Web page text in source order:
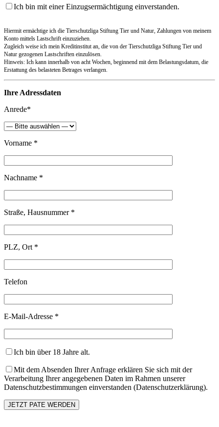
Ich bin mit einer Einzugsermächtigung einverstanden.
Hiermit ermächtige ich die Tierschutzliga Stiftung Tier und Natur, Zahlungen von meinem
Konto mittels Lastschrift einzuziehen.
Zugleich weise ich mein Kreditinstitut an, die von der Tierschutzliga Stiftung Tier und
Natur gezogenen Lastschriften einzulösen.
Hinweis: Ich kann innerhalb von acht Wochen, beginnend mit dem Belastungsdatum, die
Erstattung des belasteten Betrages verlangen.
Ihre Adressdaten
Anrede*
Vorname *
Nachname *
Straße, Hausnummer *
PLZ, Ort *
Telefon
E-Mail-Adresse *
Ich bin über 18 Jahre alt.
Mit dem Absenden Ihrer Anfrage erklären Sie sich mit der
Verarbeitung Ihrer angegebenen Daten im Rahmen unserer
Datenschutzbestimmungen einverstanden (Datenschutzerklärung).